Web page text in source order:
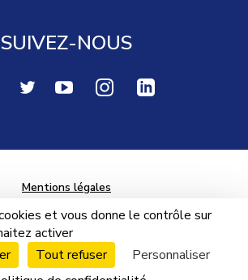
SUIVEZ-NOUS
voir notre page rss (Nouvelle fenêtre)
voir notre page twitter (Nouvelle
voir notre page youtube-play
voir notre page
Mentions légales
Données personnelles
Plan du site
Cookies
et vous donne le contrôle sur
activer
Tout refuser
Personnaliser